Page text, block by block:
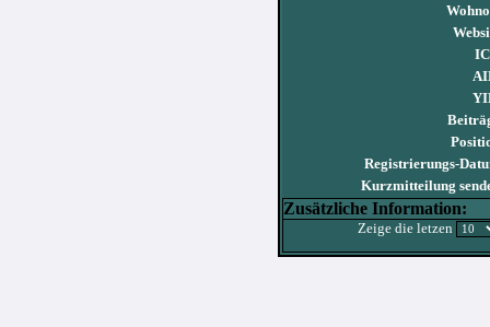
Registrierungs-
Kurzmitteilung
Zusätzliche Information:
Zeige die letzen